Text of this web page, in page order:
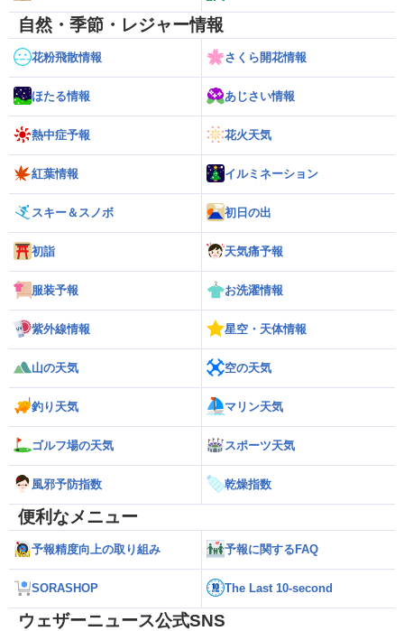
自然・季節・レジャー情報
花粉飛散情報 さくら開花情報
ほたる情報 あじさい情報
熱中症予報 花火天気
紅葉情報 イルミネーション
スキー＆スノボ 初日の出
初詣 天気痛予報
服装予報 お洗濯情報
紫外線情報 星空・天体情報
山の天気 空の天気
釣り天気 マリン天気
ゴルフ場の天気 スポーツ天気
風邪予防指数 乾燥指数
便利なメニュー
予報精度向上の取り組み 予報に関するFAQ
SORASHOP The Last 10-second
ウェザーニュース公式SNS